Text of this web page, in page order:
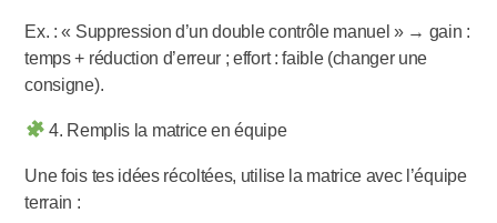
Ex. : « Suppression d’un double contrôle manuel » → gain :
temps + réduction d’erreur ; effort : faible (changer une
consigne).
4. Remplis la matrice en équipe
Une fois tes idées récoltées, utilise la matrice avec l’équipe
terrain :